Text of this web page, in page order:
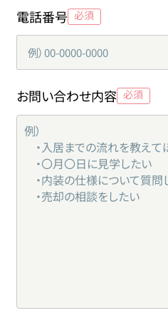
電話番号
お問い合わせ内容